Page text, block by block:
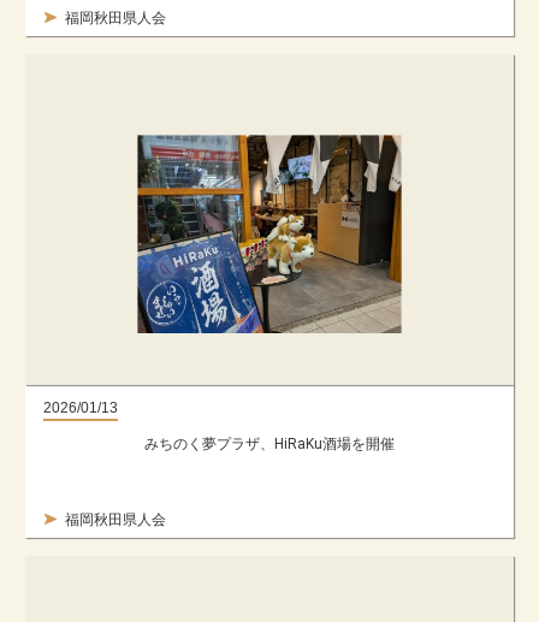
福岡秋田県人会
2026/01/13
福岡秋田県人会
みちのく夢プラザ、HiRaKu酒場を開催